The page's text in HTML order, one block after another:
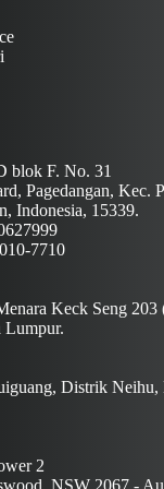
blok F. No. 31
Pagedangan, Kec.
Indonesia, 15339.
7710
Keck Seng 203
Lumpur.
Distrik Neihu,
2
NSW 2067 -